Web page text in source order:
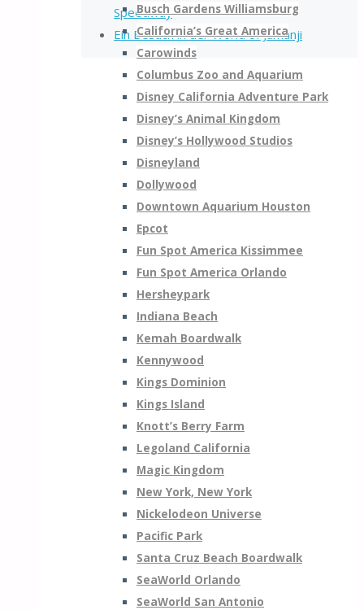
Busch Gardens Williamsburg
California’s Great America
Carowinds
Columbus Zoo and Aquarium
Disney California Adventure Park
Disney’s Animal Kingdom
Disney’s Hollywood Studios
Disneyland
Dollywood
Downtown Aquarium Houston
Epcot
Fun Spot America Kissimmee
Fun Spot America Orlando
Hersheypark
Indiana Beach
Kemah Boardwalk
Kennywood
Kings Dominion
Kings Island
Knott’s Berry Farm
Legoland California
Magic Kingdom
New York, New York
Nickelodeon Universe
Pacific Park
Santa Cruz Beach Boardwalk
SeaWorld Orlando
SeaWorld San Antonio
Speedway
Ein Besuch in der World of Jumanji